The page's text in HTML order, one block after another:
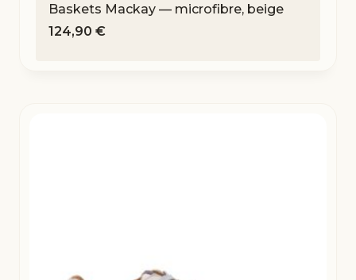
Baskets Mackay — microfibre, beige
124,90 €